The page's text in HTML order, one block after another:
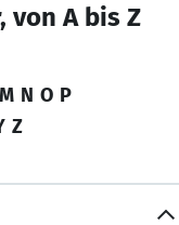
von A bis Z
M N O P
Z